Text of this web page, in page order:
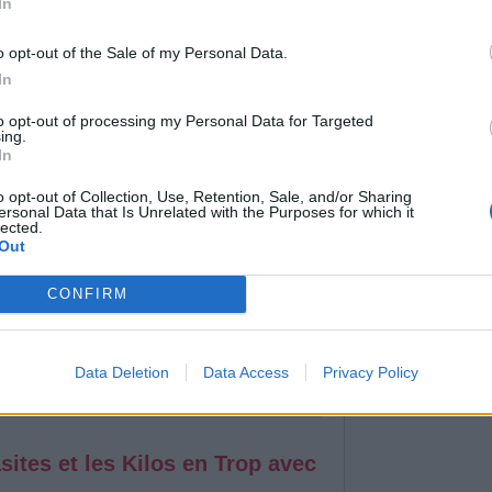
opt-out of the Sale of my Personal Data.
opt-out of processing my Personal Data for Targeted
opt-out of Collection, Use, Retention, Sale, and/or Sharing
Data that Is Unrelated with the Purposes for which it
CONFIRM
Data Deletion Data Access Privacy Policy
selon notre poids ?
à environ 60 % d’eau. Boire
la digestion, la circulation, la régulation
et les Kilos en Trop avec